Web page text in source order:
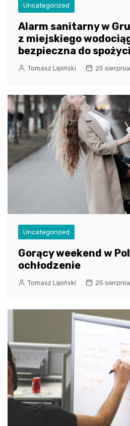
Uncategorized
Alarm sanitarny w
z miejskiego
bezpieczna do
Tomasz Lipiński 25
Uncategorized
Gorący weekend w
ochłodzenie
Tomasz Lipiński 25